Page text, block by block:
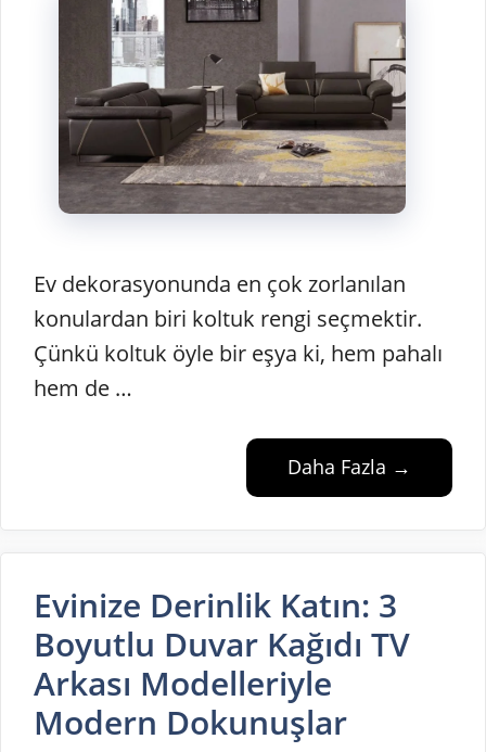
Ev dekorasyonunda en çok zorlanılan
konulardan biri koltuk rengi seçmektir.
Çünkü koltuk öyle bir eşya ki, hem pahalı
hem de …
Daha Fazla →
Evinize Derinlik Katın: 3
Boyutlu Duvar Kağıdı TV
Arkası Modelleriyle
Modern Dokunuşlar